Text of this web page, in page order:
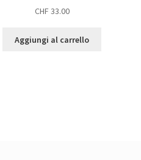
CHF 33.00
Aggiungi al carrello